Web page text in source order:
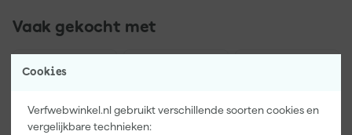
Cookies
Verfwebwinkel.nl gebruikt verschillende soorten cookies en
vergelijkbare technieken:
Vaak gekocht met